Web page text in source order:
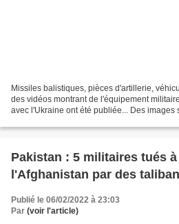
Missiles balistiques, pièces d'artillerie,
des vidéos montrant de l'équipement
avec l'Ukraine ont été publiée... Des images
Pakistan : 5 militaires tués
l'Afghanistan par des
Publié le 06/02/2022 à 23:03
Par (voir l'article)